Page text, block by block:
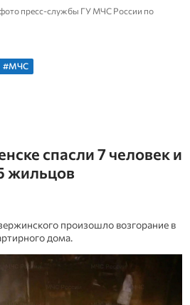
пресс-службы ГУ МЧС России по
#МЧС
спасли 7 человек и
жильцов
произошло возгорание в
дома.